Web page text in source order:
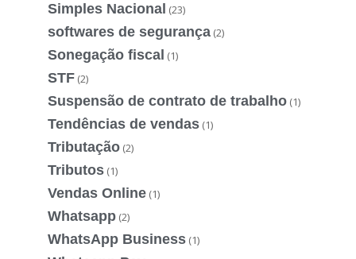
Simples Nacional (23)
softwares de segurança (2)
Sonegação fiscal (1)
STF (2)
Suspensão de contrato de trabalho (1)
Tendências de vendas (1)
Tributação (2)
Tributos (1)
Vendas Online (1)
Whatsapp (2)
WhatsApp Business (1)